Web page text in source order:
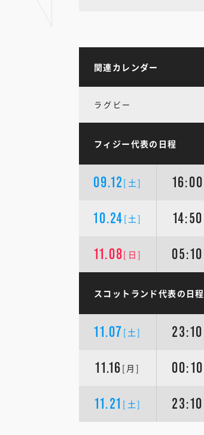
関連カレンダー
ラグビー
フィジー代表の日程
09.12 [土] 16:00
10.24 [土] 14:50
11.08[日] 05:10
スコットランド代表の日程
11.07 [土] 23:10
11.16 [月] 00:10
11.21 [土] 23:10